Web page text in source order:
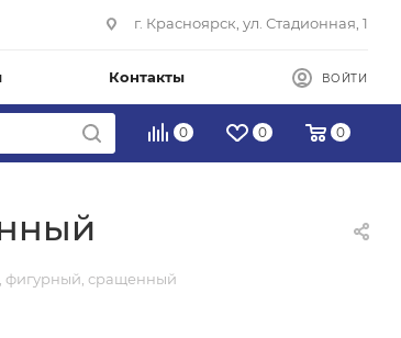
г. Красноярск, ул. Стадионная, 1
Контакты ВОЙТИ
0 0 0
фигурный, сращенный